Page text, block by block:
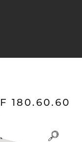
180.60.60